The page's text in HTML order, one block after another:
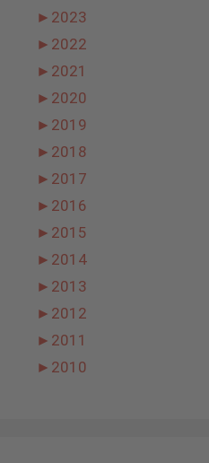
► 2023
► 2022
► 2021
► 2020
► 2019
► 2018
► 2017
► 2016
► 2015
► 2014
► 2013
► 2012
► 2011
► 2010